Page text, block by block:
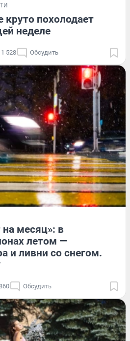
круто похолодает
неделе
1 528 Обсудить
на месяц»: в
летом —
и ливни со снегом.
Обсудить